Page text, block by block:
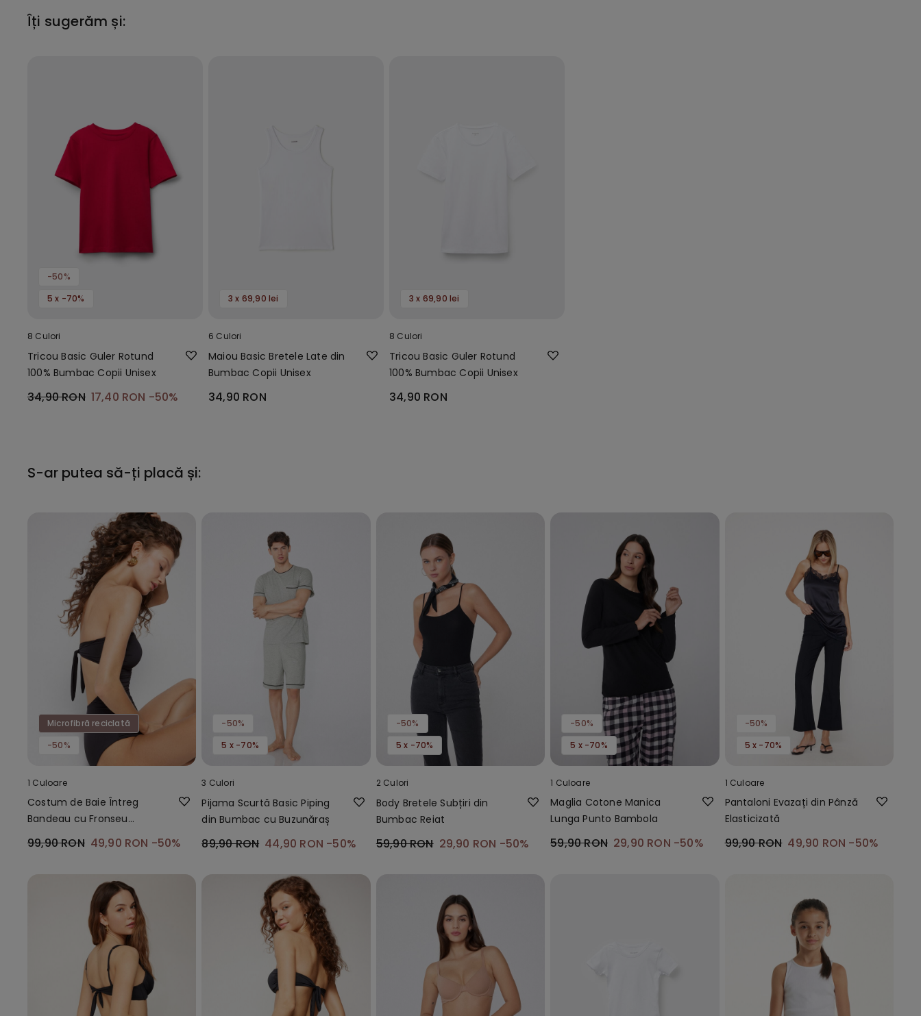
Îți sugerăm și:
-50%
5 x -70%
8 Culori
Tricou Basic Guler Rotund
100% Bumbac Copii Unisex
34,90 RON 17,40 RON -50%
3 x 69,90 lei
6 Culori
Maiou Basic Bretele Late din
Bumbac Copii Unisex
34,90 RON
3 x 69,90 lei
8 Culori
Tricou Basic Guler Rotund
100% Bumbac Copii Unisex
34,90 RON
S-ar putea să-ți placă și:
Microfibră reciclată
-50%
1 Culoare
Costum de Baie Întreg
Bandeau cu Fronseu
Microfibră Reciclată
99,90 RON 49,90 RON -50%
-50%
5 x -70%
3 Culori
Pijama Scurtă Basic Piping
din Bumbac cu Buzunăraș
89,90 RON 44,90 RON -50%
-50%
5 x -70%
2 Culori
Body Bretele Subțiri din
Bumbac Reiat
59,90 RON 29,90 RON -50%
-50%
5 x -70%
1 Culoare
Maglia Cotone Manica
Lunga Punto Bambola
59,90 RON 29,90 RON -50%
-50%
5 x -70%
1 Culoare
Pantaloni Evazați din Pânză
Elasticizată
99,90 RON 49,90 RON -50%